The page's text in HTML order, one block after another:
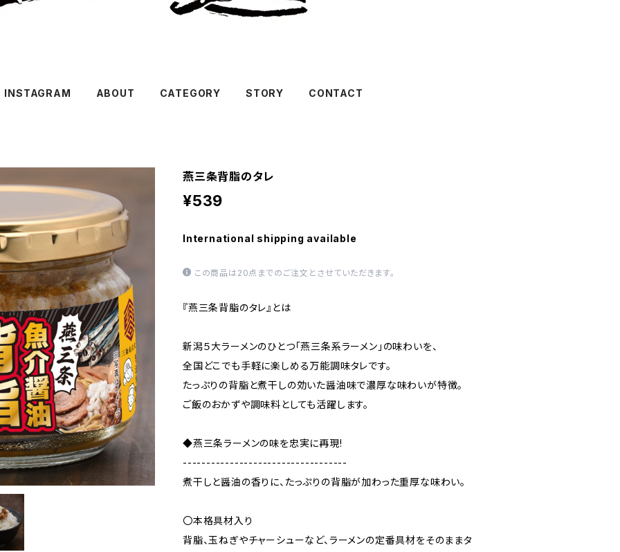
INSTAGRAM ABOUT CATEGORY STORY CONTACT
燕三条背脂のタレ
¥539
International shipping available
この商品は20点までのご注文とさせていただきます。
『燕三条背脂のタレ』とは
新潟５大ラーメンのひとつ「燕三条系ラーメン」の味わいを、
全国どこでも手軽に楽しめる万能調味タレです。
たっぷりの背脂と煮干しの効いた醤油味で濃厚な味わいが特徴。
ご飯のおかずや調味料としても活躍します。
◆燕三条ラーメンの味を忠実に再現!
-----------------------------------
煮干しと醤油の香りに、たっぷりの背脂が加わった重厚な味わい。
〇本格具材入り
背脂、玉ねぎやチャーシューなど、ラーメンの定番具材をそのままタ